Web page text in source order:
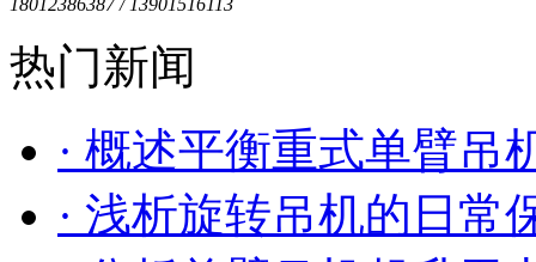
18012386387 / 13901516113
热门新闻
· 概述平衡重式单臂吊
· 浅析旋转吊机的日常